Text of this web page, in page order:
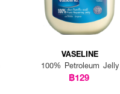
VASELINE
100% Petroleum Jelly
฿129